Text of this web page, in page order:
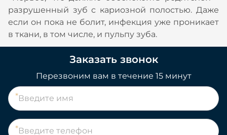
разрушенный зуб с кариозной полостью. Даже
если он пока не болит, инфекция уже проникает
в ткани, в том числе, и пульпу зуба.
Заказать звонок
Перезвоним вам в течение 15 минут